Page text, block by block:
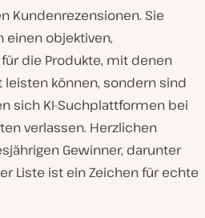
Kundenrezensionen. Sie
einen objektiven,
die Produkte, mit denen
können, sondern sind
sich KI-Suchplattformen bei
verlassen. Herzlichen
Gewinner, darunter
Liste ist ein Zeichen für echte